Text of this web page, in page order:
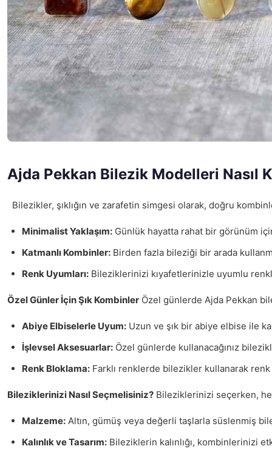
Ajda Pekkan Bilezik Modelleri Nasıl
Bilezikler, şıklığın ve zarafetin simgesi olarak, doğru
Minimalist Yaklaşım: Günlük hayatta rahat bir görünüm
Katmanlı Kombinler: Birden fazla bileziği bir arada
Renk Uyumları: Bileziklerinizi kıyafetlerinizle uyumlu
Özel Günler İçin Şık Kombinler Özel günlerde Ajda Pekkan
Abiye Elbiselerle Uyum: Uzun ve şık bir abiye elbise ile
İşlevsel Aksesuarlar: Özel günlerde kullanacağınız
Renk Bloklama: Farklı renklerde bilezikler kullanarak
Bileziklerinizi Nasıl Seçmelisiniz? Bileziklerinizi seçerken,
Malzeme: Altın, gümüş veya değerli taşlarla süslenmiş
Kalınlık ve Tasarım: Bileziklerin kalınlığı, kombinlerinizi